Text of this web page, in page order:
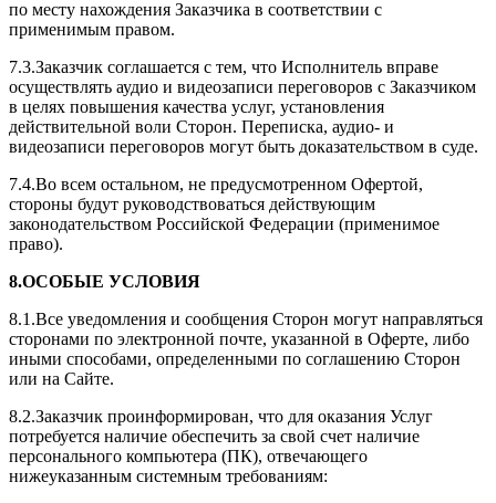
по месту нахождения Заказчика в соответствии с
применимым правом.
7.3.Заказчик соглашается с тем, что Исполнитель вправе
осуществлять аудио и видеозаписи переговоров с Заказчиком
в целях повышения качества услуг, установления
действительной воли Сторон. Переписка, аудио- и
видеозаписи переговоров могут быть доказательством в суде.
7.4.Во всем остальном, не предусмотренном Офертой,
стороны будут руководствоваться действующим
законодательством Российской Федерации (применимое
право).
8.ОСОБЫЕ УСЛОВИЯ
8.1.Все уведомления и сообщения Сторон могут направляться
сторонами по электронной почте, указанной в Оферте, либо
иными способами, определенными по соглашению Сторон
или на Сайте.
8.2.Заказчик проинформирован, что для оказания Услуг
потребуется наличие обеспечить за свой счет наличие
персонального компьютера (ПК), отвечающего
нижеуказанным системным требованиям: